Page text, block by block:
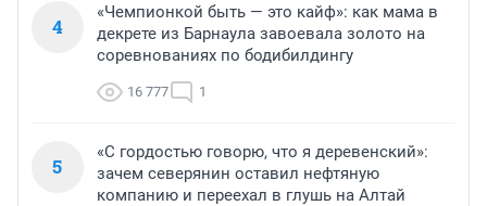
4
«Чемпионкой быть — это кайф»: как мама в
декрете из Барнаула завоевала золото на
соревнованиях по бодибилдингу
16 777 1
5
«С гордостью говорю, что я деревенский»:
зачем северянин оставил нефтяную
компанию и переехал в глушь на Алтай